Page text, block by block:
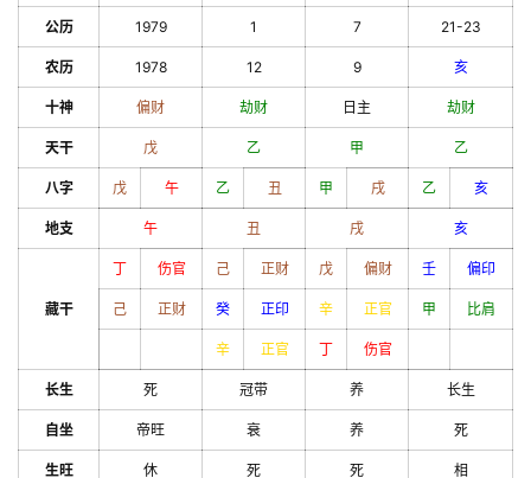
公历 1979 1 7 21-23
农历 1978 12 9 亥
十神 偏财 劫财 日主 劫财
天干 戊 乙 甲 乙
八字 戊 午 乙 丑 甲 戌 乙 亥
地支 午 丑 戌 亥
藏干
丁 伤官 己 正财 戊 偏财 壬 偏印
己 正财 癸 正印 辛 正官 甲 比肩
辛 正官 丁 伤官
长生 死 冠带 养 长生
自坐 帝旺 衰 养 死
生旺 休 死 死 相